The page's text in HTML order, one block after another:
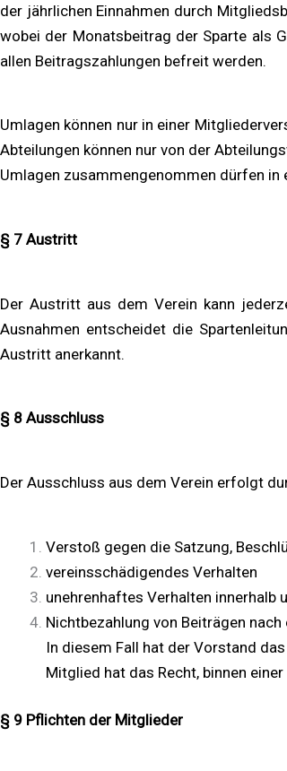
der jährlichen Einnahmen durch
wobei der Monatsbeitrag der Sparte als
allen Beitragszahlungen befreit werden.
Umlagen können nur in einer
Abteilungen können nur von der
Umlagen zusammengenommen dürfen
§ 7 Austritt
Der Austritt aus dem Verein kann
Ausnahmen entscheidet die
Austritt anerkannt.
§ 8 Ausschluss
Der Ausschluss aus dem Verein erfolgt
Verstoß gegen die Satzung,
vereinsschädigendes Verhalten
unehrenhaftes Verhalten innerhalb
Nichtbezahlung von Beiträgen
In diesem Fall hat der Vorstand
Mitglied hat das Recht, binnen
§ 9 Pflichten der Mitglieder